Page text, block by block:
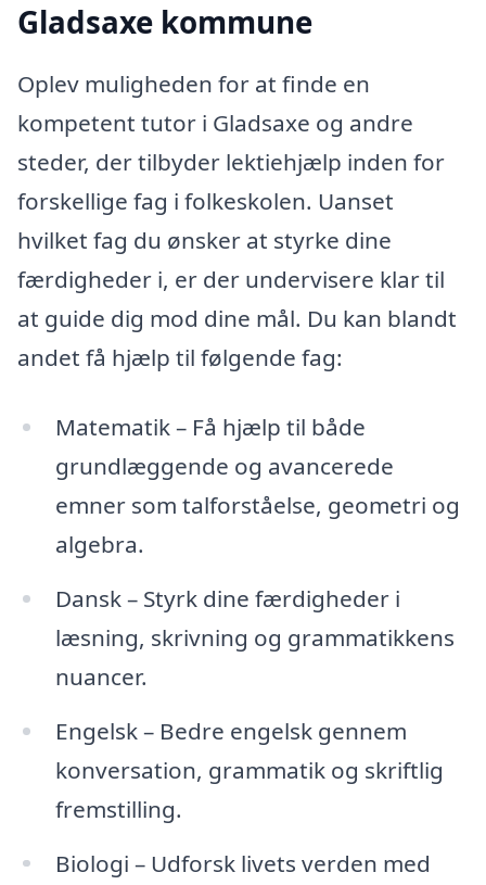
Gladsaxe kommune
Oplev muligheden for at finde en
kompetent tutor i Gladsaxe og andre
steder, der tilbyder lektiehjælp inden for
forskellige fag i folkeskolen. Uanset
hvilket fag du ønsker at styrke dine
færdigheder i, er der undervisere klar til
at guide dig mod dine mål. Du kan blandt
andet få hjælp til følgende fag:
Matematik – Få hjælp til både
grundlæggende og avancerede
emner som talforståelse, geometri og
algebra.
Dansk – Styrk dine færdigheder i
læsning, skrivning og grammatikkens
nuancer.
Engelsk – Bedre engelsk gennem
konversation, grammatik og skriftlig
fremstilling.
Biologi – Udforsk livets verden med